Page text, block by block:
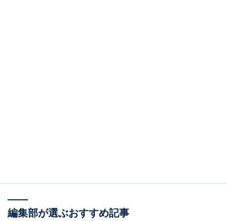
魅力です。都市部への利便性と自然の豊かさを両立して
編集部が選ぶおすすめ記事